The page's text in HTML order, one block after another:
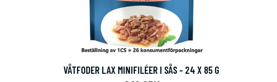
VÅTFODER LAX MINIFILÉER I SÅS - 24 X 85 G